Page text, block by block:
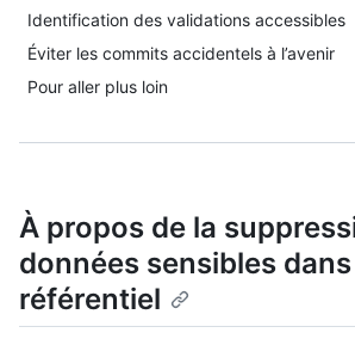
Identification des validations accessibles
Éviter les commits accidentels à l’avenir
Pour aller plus loin
À propos de la
données sensibles
référentiel